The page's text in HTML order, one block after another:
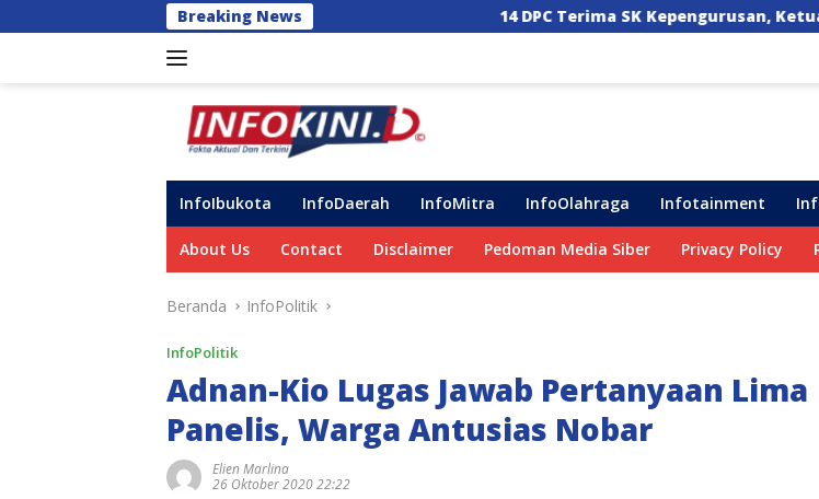
ke
Breaking News 14 DPC Terima SK Kepengurusan, Ketua DPW PPP Sulsel:
InfoIbukota InfoDaerah InfoMitra InfoOlahraga Infotainment
About Us Contact Disclaimer Pedoman Media Siber Privacy Policy
Beranda InfoPolitik
InfoPolitik
Adnan-Kio Lugas Jawab Pertanyaan Lima
Panelis, Warga Antusias Nobar
Elien Marlina
26 Oktober 2020 22:22